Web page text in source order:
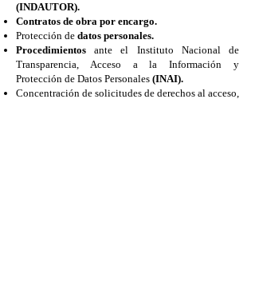
(INDAUTOR).
Contratos de obra por encargo.
Protección de datos personales.
Procedimientos ante el Instituto Nacional de
Transparencia, Acceso a la Información y
Protección de Datos Personales (INAI).
Concentración de solicitudes de derechos al acceso,